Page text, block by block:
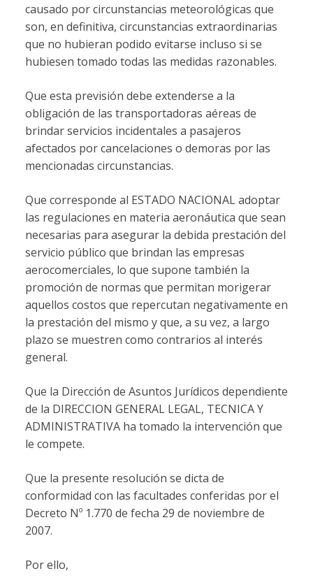
causado por circunstancias meteorológicas que
son, en definitiva, circunstancias extraordinarias
que no hubieran podido evitarse incluso si se
hubiesen tomado todas las medidas razonables.
Que esta previsión debe extenderse a la
obligación de las transportadoras aéreas de
brindar servicios incidentales a pasajeros
afectados por cancelaciones o demoras por las
mencionadas circunstancias.
Que corresponde al ESTADO NACIONAL adoptar
las regulaciones en materia aeronáutica que sean
necesarias para asegurar la debida prestación del
servicio público que brindan las empresas
aerocomerciales, lo que supone también la
promoción de normas que permitan morigerar
aquellos costos que repercutan negativamente en
la prestación del mismo y que, a su vez, a largo
plazo se muestren como contrarios al interés
general.
Que la Dirección de Asuntos Jurídicos dependiente
de la DIRECCION GENERAL LEGAL, TECNICA Y
ADMINISTRATIVA ha tomado la intervención que
le compete.
Que la presente resolución se dicta de
conformidad con las facultades conferidas por el
Decreto Nº 1.770 de fecha 29 de noviembre de
2007.
Por ello,